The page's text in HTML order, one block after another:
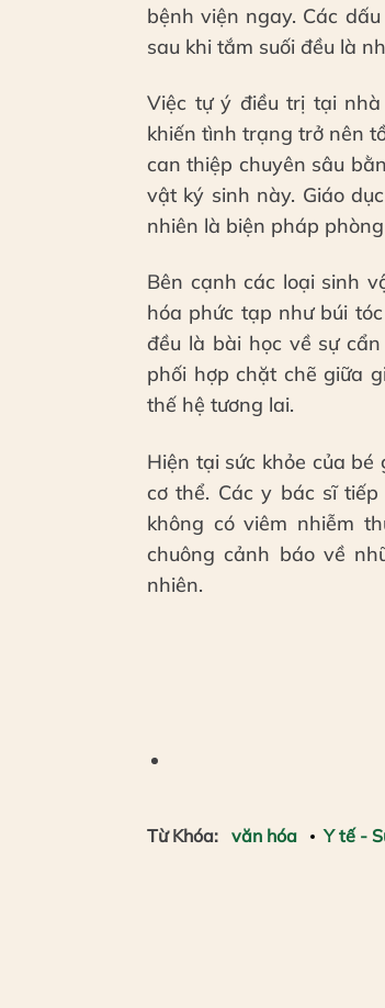
bệnh viện ngay. Các
sau khi tắm suối đều là
Việc tự ý điều trị tại
khiến tình trạng trở nên
can thiệp chuyên sâu
vật ký sinh này. Giáo
nhiên là biện pháp
Bên cạnh các loại sinh
hóa phức tạp như búi
đều là bài học về sự
phối hợp chặt chẽ giữa
thế hệ tương lai.
Hiện tại sức khỏe của
cơ thể. Các y bác sĩ
không có viêm nhiễm
chuông cảnh báo về
nhiên.
Từ Khóa: văn hóa Y tế -